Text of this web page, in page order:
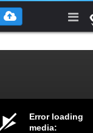
Error loading
media: